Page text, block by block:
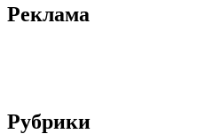
Реклама
Рубрики